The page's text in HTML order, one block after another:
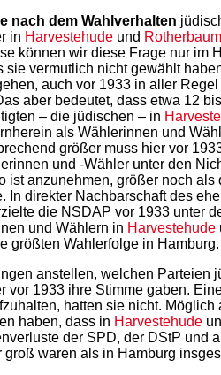
nach dem Wahlverhalten
in Harvestehude und Rotherbaum
können wir diese Frage nur im
sie vermutlich nicht gewählt
auch vor 1933 in aller
aber bedeutet, dass etwa 12
– die jüdischen – in
als Wählerinnen und
größer muss hier vor
und -Wähler unter den
ist anzunehmen, größer noch als
In direkter Nachbarschaft des
die NSDAP vor 1933 unter
und Wählern in Harvestehude
größten Wahlerfolge in Hamburg.
anstellen, welchen Parteien
vor 1933 ihre Stimme gaben.
hatten sie nicht. Möglich
haben, dass in Harvestehude
der SPD, der DStP und
waren als in Hamburg